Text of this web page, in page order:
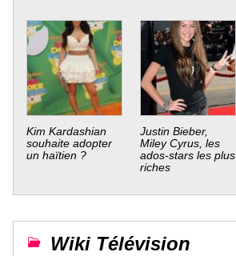
Kim Kardashian
souhaite adopter
un haïtien ?
Justin Bieber,
Miley Cyrus, les
ados-stars les plus
riches
Wiki Télévision